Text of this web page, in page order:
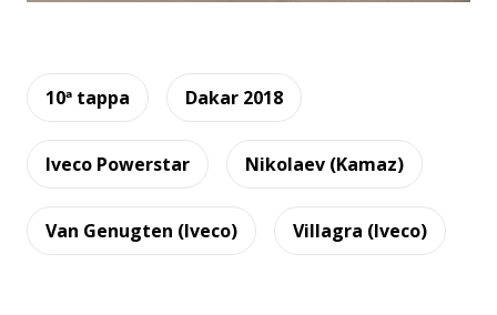
10ª tappa Dakar 2018
Iveco Powerstar Nikolaev (Kamaz)
Van Genugten (Iveco) Villagra (Iveco)